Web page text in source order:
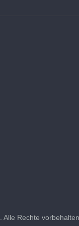
. Alle Rechte